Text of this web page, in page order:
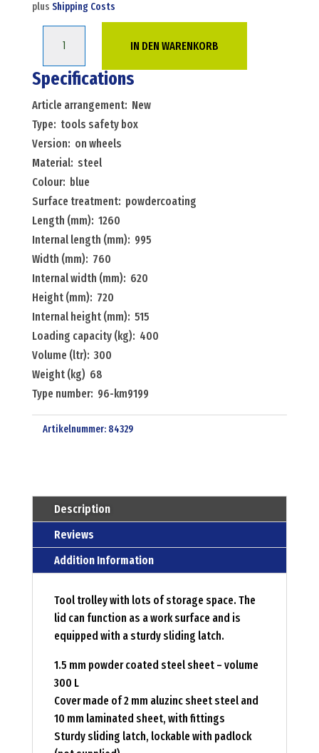
plus Shipping Costs
safety
box
on
wheels
Menge
IN DEN WARENKORB
Specifications
Article arrangement: New
Type: tools safety box
Version: on wheels
Material: steel
Colour: blue
Surface treatment: powdercoating
Length (mm): 1260
Internal length (mm): 995
Width (mm): 760
Internal width (mm): 620
Height (mm): 720
Internal height (mm): 515
Loading capacity (kg): 400
Volume (ltr): 300
Weight (kg) 68
Type number: 96-km9199
Artikelnummer: 84329
Description
Reviews
Addition Information
Tool trolley with lots of storage space. The
lid can function as a work surface and is
equipped with a sturdy sliding latch.
1.5 mm powder coated steel sheet – volume
300 L
Cover made of 2 mm aluzinc sheet steel and
10 mm laminated sheet, with fittings
Sturdy sliding latch, lockable with padlock